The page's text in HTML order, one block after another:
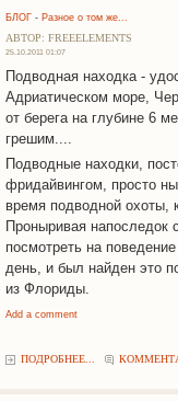
БЛОГ - Разное о том же...
АВТОР: FREEELEMENTS
25.10.2011 01:07
Подводная находка -
Адриатическом море,
от берега на глубине 6
грешим....
Подводные находки,
фридайвингом, просто
время подводной охоты,
Проныривая напоследок
посмотреть на
день, и был найден это
из Флориды.
Add a comment
ПОДРОБНЕЕ...